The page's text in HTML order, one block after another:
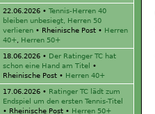
22.06.2026 • Tennis-Herren 40
bleiben unbesiegt, Herren 50
verlieren • Rheinische Post • Herren
40+, Herren 50+
18.06.2026 • Der Ratinger TC hat
schon eine Hand am Titel
•
Rheinische Post • Herren 40+
17.06.2026 • Ratinger TC lädt zum
Endspiel um den ersten Tennis-Titel
• Rheinische Post • Herren 50+